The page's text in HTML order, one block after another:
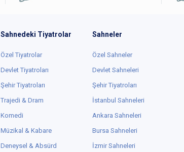
Sahnedeki Tiyatrolar
Özel Tiyatrolar
Devlet Tiyatroları
Şehir Tiyatroları
Trajedi & Dram
Komedi
Müzikal & Kabare
Deneysel & Absürd
Sahneler
Özel Sahneler
Devlet Sahneleri
Şehir Tiyatroları
İstanbul Sahneleri
Ankara Sahneleri
Bursa Sahneleri
İzmir Sahneleri